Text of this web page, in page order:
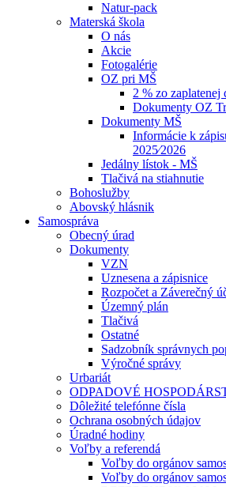
Natur-pack
Materská škola
O nás
Akcie
Fotogalérie
OZ pri MŠ
2 % zo zaplatenej
Dokumenty OZ
Dokumenty MŠ
Informácie k
2025⁄2026
Jedálny lístok - MŠ
Tlačivá na stiahnutie
Bohoslužby
Abovský hlásnik
Samospráva
Obecný úrad
Dokumenty
VZN
Uznesena a zápisnice
Rozpočet a Záverečný
Územný plán
Tlačivá
Ostatné
Sadzobník správnych
Výročné správy
Urbariát
ODPADOVÉ
Dôležité telefónne čísla
Ochrana osobných údajov
Úradné hodiny
Voľby a referendá
Voľby do orgánov
Voľby do orgánov